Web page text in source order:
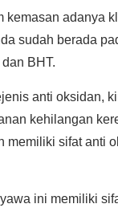
kemasan adanya
sudah berada
BHT.
anti oksidan,
kehilangan
memiliki sifat anti
ini memiliki